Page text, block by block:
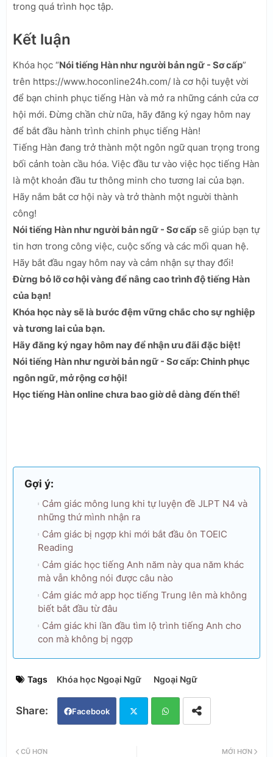
trong quá trình học tập.
Kết luận
Khóa học “Nói tiếng Hàn như người bản ngữ - Sơ cấp”
trên https://www.hoconline24h.com/ là cơ hội tuyệt vời
để bạn chinh phục tiếng Hàn và mở ra những cánh cửa cơ
hội mới. Đừng chần chừ nữa, hãy đăng ký ngay hôm nay
để bắt đầu hành trình chinh phục tiếng Hàn!
Tiếng Hàn đang trở thành một ngôn ngữ quan trọng trong
bối cảnh toàn cầu hóa. Việc đầu tư vào việc học tiếng Hàn
là một khoản đầu tư thông minh cho tương lai của bạn.
Hãy nắm bắt cơ hội này và trở thành một người thành
công!
Nói tiếng Hàn như người bản ngữ - Sơ cấp sẽ giúp bạn tự
tin hơn trong công việc, cuộc sống và các mối quan hệ.
Hãy bắt đầu ngay hôm nay và cảm nhận sự thay đổi!
Đừng bỏ lỡ cơ hội vàng để nâng cao trình độ tiếng Hàn
của bạn!
Khóa học này sẽ là bước đệm vững chắc cho sự nghiệp
và tương lai của bạn.
Hãy đăng ký ngay hôm nay để nhận ưu đãi đặc biệt!
Nói tiếng Hàn như người bản ngữ - Sơ cấp: Chinh phục
ngôn ngữ, mở rộng cơ hội!
Học tiếng Hàn online chưa bao giờ dễ dàng đến thế!
Gợi ý:
Cảm giác mông lung khi tự luyện đề JLPT N4 và
những thứ mình nhận ra
Cảm giác bị ngợp khi mới bắt đầu ôn TOEIC
Reading
Cảm giác học tiếng Anh năm này qua năm khác
mà vẫn không nói được câu nào
Cảm giác mở app học tiếng Trung lên mà không
biết bắt đầu từ đâu
Cảm giác khi lần đầu tìm lộ trình tiếng Anh cho
con mà không bị ngợp
Tags Khóa học Ngoại Ngữ Ngoại Ngữ
Facebook
MỚI HƠN
CŨ HƠN